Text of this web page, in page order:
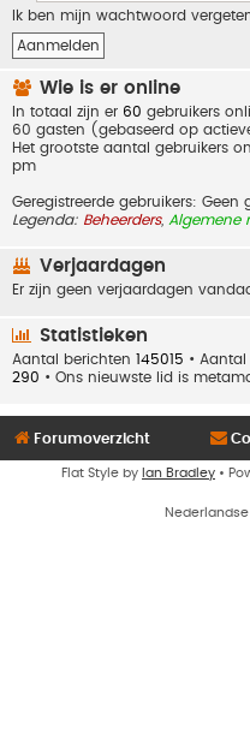
Ik ben mijn wachtwoord
Wie is er online
In totaal zijn er 60 gebruikers
60 gasten (gebaseerd op
Het grootste aantal gebruikers
pm
Geregistreerde gebruikers: Geen
Legenda: Beheerders, Algemene
Verjaardagen
Er zijn geen verjaardagen
Statistieken
Aantal berichten 145015 •
290 • Ons nieuwste lid is
Forumoverzicht
Flat Style by Ian Bradley •